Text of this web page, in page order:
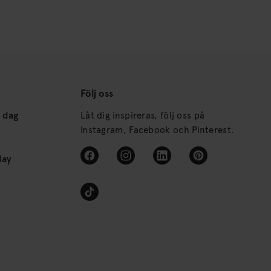
Följ oss
Låt dig inspireras, följ oss på
Instagram, Facebook och Pinterest.